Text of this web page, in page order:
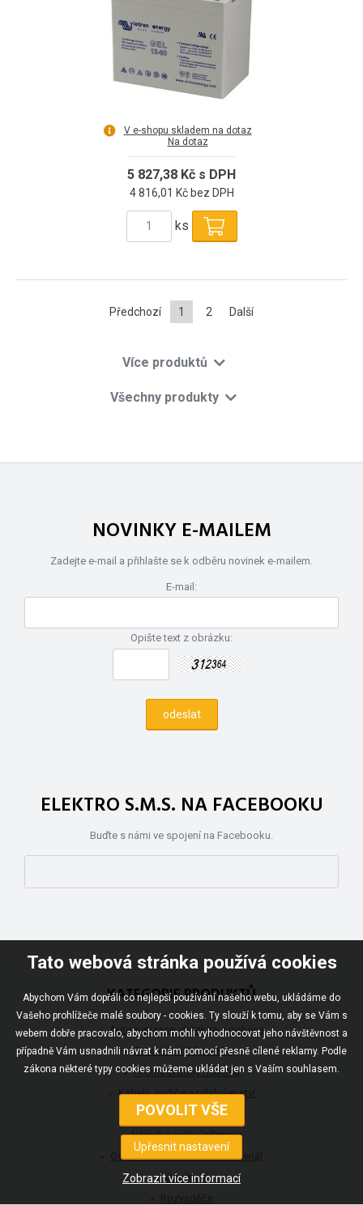
V e-shopu skladem na dotaz
Na dotaz
5 827,38 Kč s DPH
4 816,01 Kč bez DPH
ks
Více produktů
Všechny produkty
Předchozí 1 2 Další
Tato webová stránka používá cookies
Abychom Vám dopřáli co nejlepší používání našeho webu, ukládáme do
Vašeho prohlížeče malé soubory - cookies. Ty slouží k tomu, aby se Vám s
webem dobře pracovalo, abychom mohli vyhodnocovat jeho návštěvnost a
případně Vám usnadnili návrat k nám pomocí přesně cílené reklamy. Podle
zákona některé typy cookies můžeme ukládat jen s Vaším souhlasem.
NOVINKY E-MAILEM
Zadejte e-mail a přihlašte se k odběru novinek e-mailem.
E-mail:
Opište text z obrázku:
ELEKTRO S.M.S. NA FACEBOOKU
Buďte s námi ve spojení na Facebooku.
KATEGORIE PRODUKTŮ
Automatizace, detekce a pohony
Fotovoltaické systémy
Hromosvodný materiál
Kabely, vodiče a příslušenství
Komunikace
Nářadí a měřící přístroje
Ostatní elektroinstalační materiál
Osvětlení